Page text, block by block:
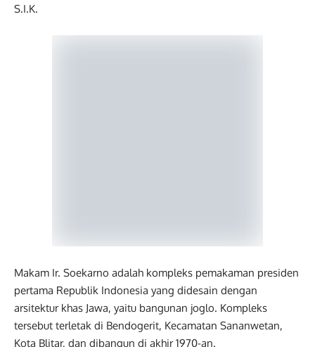
S.I.K.
Makam Ir. Soekarno adalah kompleks pemakaman presiden
pertama Republik Indonesia yang didesain dengan
arsitektur khas Jawa, yaitu bangunan joglo. Kompleks
tersebut terletak di Bendogerit, Kecamatan Sananwetan,
Kota Blitar, dan dibangun di akhir 1970-an.